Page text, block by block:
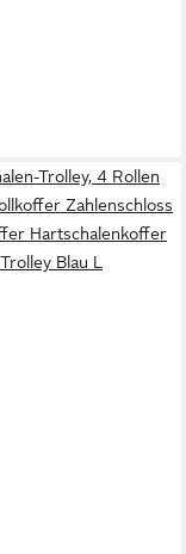
Trolley, 4 Rollen
Zahlenschloss
Hartschalenkoffer
Trolley Blau L